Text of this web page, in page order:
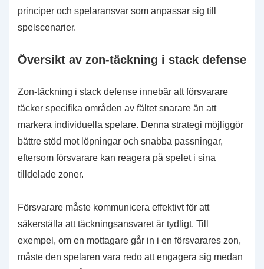
principer och spelaransvar som anpassar sig till
spelscenarier.
Översikt av zon-täckning i stack defense
Zon-täckning i stack defense innebär att försvarare
täcker specifika områden av fältet snarare än att
markera individuella spelare. Denna strategi möjliggör
bättre stöd mot löpningar och snabba passningar,
eftersom försvarare kan reagera på spelet i sina
tilldelade zoner.
Försvarare måste kommunicera effektivt för att
säkerställa att täckningsansvaret är tydligt. Till
exempel, om en mottagare går in i en försvarares zon,
måste den spelaren vara redo att engagera sig medan